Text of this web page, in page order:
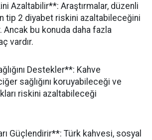
Azaltabilir**: Araştırmalar, düzenli
tip 2 diyabet riskini azaltabileceğini
bu konuda daha fazla
vardır.
Destekler**: Kahve
sağlığını koruyabileceği ve
riskini azaltabileceği
Güçlendirir**: Türk kahvesi, sosyal